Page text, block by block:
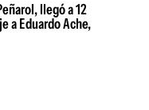
llegó a 12
a Eduardo Ache,